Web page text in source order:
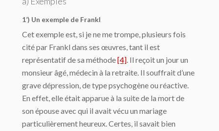
1’) Un exemple de Frankl
Cet exemple est, si je ne me trompe, plusieurs fois
cité par Frankl dans ses œuvres, tant il est
représentatif de sa méthode[4]. Il reçoit un jour un
monsieur âgé, médecin à la retraite. Il souffrait d’une
grave dépression, de type psychogène ou réactive.
En effet, elle était apparue à la suite de la mort de
son épouse avec qui il avait vécu un mariage
particulièrement heureux. Certes, il savait bien